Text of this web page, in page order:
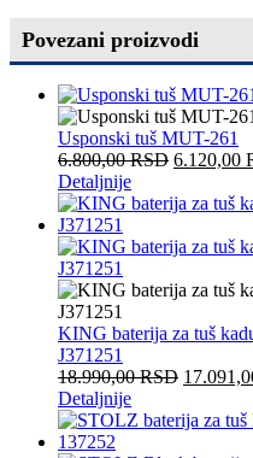
Povezani proizvodi
Usponski tuš MUT-261
6.800,00RSD 6.120,00
Detaljnije
KING baterija za tuš
J371251
18.990,00RSD
Detaljnije